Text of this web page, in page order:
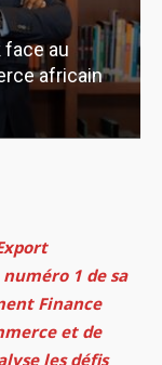
face au
africain
1 de sa
Finance
et de
les défis